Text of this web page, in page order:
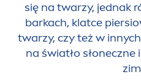
się na twarzy, jednak
barkach, klatce
twarzy, czy też w
na światło